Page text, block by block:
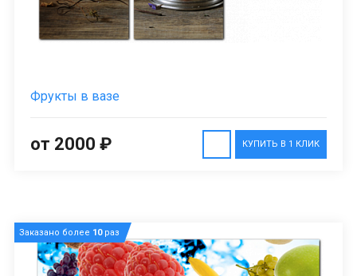
Фрукты в вазе
КУПИТЬ В 1 КЛИК
от 2000 ₽
Заказано более 10раз